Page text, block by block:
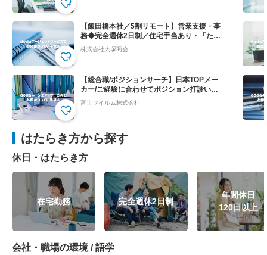
【飯田橋本社／5割リモート】営業支援・事
務◆完全週休2日制／住宅手当あり・「たの
めーる」の上場企業
株式会社大塚商会
【総合職/ポジションサーチ】日本TOPメー
カー/ご経験に合わせてポジション打診いた
します
富士フイルム株式会社
はたらき方から探す
休日・はたらき方
在宅勤務 完全週休2日制
年間休日
120日以上
会社・職場の環境 / 語学